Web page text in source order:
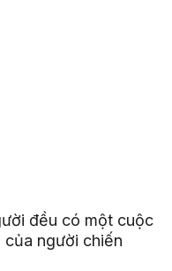
đều có một cuộc
người chiến